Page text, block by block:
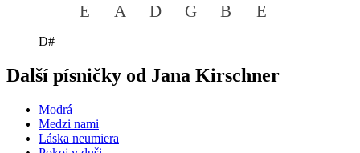
E A D G B E
D#
Další písničky od Jana Kirschner
Modrá
Medzi nami
Láska neumiera